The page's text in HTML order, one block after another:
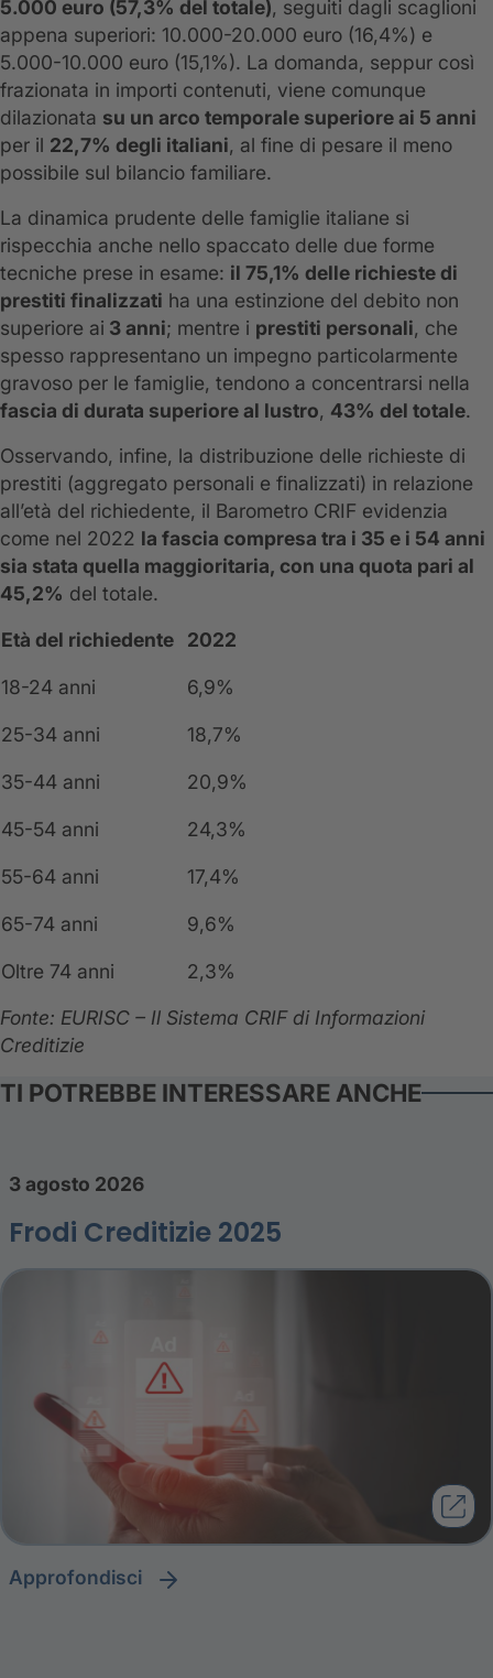
5.000 euro (57,3% del totale), seguiti dagli scaglioni
appena superiori: 10.000-20.000 euro (16,4%) e
5.000-10.000 euro (15,1%). La domanda, seppur così
frazionata in importi contenuti, viene comunque
dilazionata su un arco temporale superiore ai 5 anni
per il 22,7% degli italiani, al fine di pesare il meno
possibile sul bilancio familiare.
La dinamica prudente delle famiglie italiane si
rispecchia anche nello spaccato delle due forme
tecniche prese in esame: il 75,1% delle richieste di
prestiti finalizzati ha una estinzione del debito non
superiore ai 3 anni; mentre i prestiti personali, che
spesso rappresentano un impegno particolarmente
gravoso per le famiglie, tendono a concentrarsi nella
fascia di durata superiore al lustro, 43% del totale.
Osservando, infine, la distribuzione delle richieste di
prestiti (aggregato personali e finalizzati) in relazione
all’età del richiedente, il Barometro CRIF evidenzia
come nel 2022 la fascia compresa tra i 35 e i 54 anni
sia stata quella maggioritaria, con una quota pari al
45,2% del totale.
Età del richiedente
2022
18-24 anni 6,9%
25-34 anni 18,7%
35-44 anni 20,9%
45-54 anni 24,3%
55-64 anni 17,4%
65-74 anni 9,6%
Oltre 74 anni
2,3%
Fonte: EURISC – Il Sistema CRIF di Informazioni
Creditizie
TI POTREBBE INTERESSARE ANCHE
3 agosto 2026
Frodi Creditizie 2025
approfondisci